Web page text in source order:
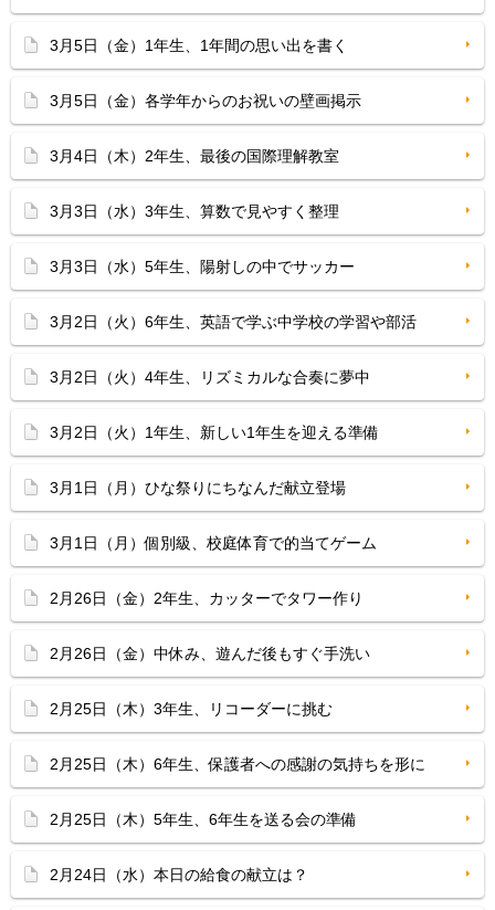
3月5日（金）1年生、1年間の思い出を書く
3月5日（金）各学年からのお祝いの壁画掲示
3月4日（木）2年生、最後の国際理解教室
3月3日（水）3年生、算数で見やすく整理
3月3日（水）5年生、陽射しの中でサッカー
3月2日（火）6年生、英語で学ぶ中学校の学習や部活
3月2日（火）4年生、リズミカルな合奏に夢中
3月2日（火）1年生、新しい1年生を迎える準備
3月1日（月）ひな祭りにちなんだ献立登場
3月1日（月）個別級、校庭体育で的当てゲーム
2月26日（金）2年生、カッターでタワー作り
2月26日（金）中休み、遊んだ後もすぐ手洗い
2月25日（木）3年生、リコーダーに挑む
2月25日（木）6年生、保護者への感謝の気持ちを形に
2月25日（木）5年生、6年生を送る会の準備
2月24日（水）本日の給食の献立は？